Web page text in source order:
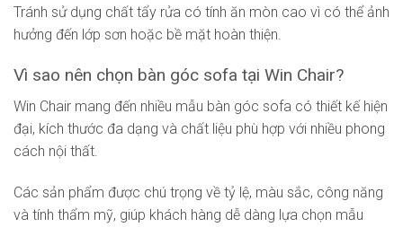
Tránh sử dụng chất tẩy rửa có tính ăn mòn cao vì có thể ảnh
hưởng đến lớp sơn hoặc bề mặt hoàn thiện.
Vì sao nên chọn bàn góc sofa tại Win Chair?
Win Chair mang đến nhiều mẫu bàn góc sofa có thiết kế hiện
đại, kích thước đa dạng và chất liệu phù hợp với nhiều phong
cách nội thất.
Các sản phẩm được chú trọng về tỷ lệ, màu sắc, công năng
và tính thẩm mỹ, giúp khách hàng dễ dàng lựa chọn mẫu